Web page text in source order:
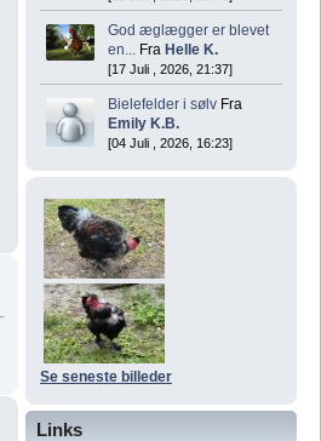
God æglægger er blevet
en... Fra Helle K.
[17 Juli , 2026, 21:37]
Bielefelder i sølv Fra
Emily K.B.
[04 Juli , 2026, 16:23]
Se seneste billeder
Links